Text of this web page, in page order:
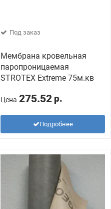
Под заказ
Мембрана кровельная
паропроницаемая
STROTEX Extreme 75м.кв
Цена 275.52 р.
Подробнее